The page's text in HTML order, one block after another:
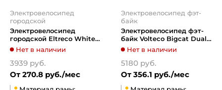
Электровелосипед
городской
Электровелосипед
городской Eltreco White
2022 (белый/серый)
Нет в наличии
3939 руб.
От 270.8 руб./мес
Электровелосипед фэт-
байк
Электровелосипед фэт-
байк Volteco Bigcat Dual
New (серый)
Нет в наличии
5180 руб.
От 356.1 руб./мес